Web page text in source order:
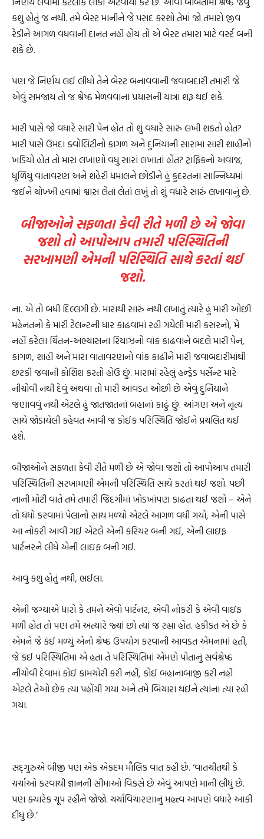
કશું હોતું જ નથી. તમે બેસ્ટ માનીને જે પસંદ કરશો તેમાં જો તમારો જીવ
રેડીને આગળ વધવાની દાનત નહીં હોય તો એ બેસ્ટ તમારા માટે વર્સ્ટ બની
શકે છે.
પણ જે નિર્ણય લઈ લીધો તેને બેસ્ટ બનાવવાની જવાબદારી તમારી જે
એવું સમજાય તો જ શ્રેષ્ઠ મેળવવાના પ્રયાસની યાત્રા શરૂ થઈ શકે.
મારી પાસે જો વધારે સારી પેન હોત તો શું વધારે સારું લખી શકતો હોત?
મારી પાસે ઉમદા ક્વોલિટીનો કાગળ અને દુનિયાની સારામાં સારી શાહીનો
ખડિયો હોત તો મારાં લખાણો વધુ સારાં લખાતાં હોત? ટ્રાફિકનો અવાજ,
ધૂળિયું વાતાવરણ અને શહેરી ધમાલને છોડીને હું કુદરતના સાન્નિધ્યમાં
જઈને ચોખ્ખી હવામાં શ્વાસ લેતાં લેતાં લખું તો શું વધારે સારું લખાવાનું છે.
બીજાઓને સફળતા કેવી રીતે મળી છે એ જોવા
જશો તો આપોઆપ તમારી પરિસ્થિતિની
સરખામણી એમની પરિસ્થિતિ સાથે કરતાં થઈ
જશો.
ના. એ તો બધી દિલ્લગી છે. મારાથી સારું નથી લખાતું ત્યારે હું મારી ઓછી
મહેનતનો કે મારી ટેલન્ટની ધાર કાઢવામાં રહી ગયેલી મારી કસરનો, મેં
નહીં કરેલા ચિંતન-અભ્યાસના રિયાઝનો વાંક કાઢવાને બદલે મારી પેન,
કાગળ, શાહી અને મારા વાતાવરણનો વાંક કાઢીને મારી જવાબદારીમાંથી
છટકી જવાની કોશિશ કરતો હોઉં છું. મારામાં રહેલું હન્ડ્રેડ પર્સેન્ટ મારે
નીચોવી નથી દેવું અથવા તો મારી આવડત ઓછી છે એવું દુનિયાને
જણાવવું નથી એટલે હું જાતજાતનાં બહાનાં કાઢું છું. આંગણ અને નૃત્ય
સાથે જોડાયેલી કહેવત આવી જ કોઈક પરિસ્થિતિ જોઈને પ્રચલિત થઈ
હશે.
બીજાઓને સફળતા કેવી રીતે મળી છે એ જોવા જશો તો આપોઆપ તમારી
પરિસ્થિતિની સરખામણી એમની પરિસ્થિતિ સાથે કરતાં થઈ જશો. પછી
નાની મોટી વાતે તમે તમારી જિંદગીમાં ખોડખાંપણ કાઢતા થઈ જશો – એને
તો ધંધો કરવામાં પેલાનો સાથ મળ્યો એટલે આગળ વધી ગયો, એની પાસે
આ નોકરી આવી ગઈ એટલે એની કરિયર બની ગઈ, એની લાઇફ
પાર્ટનરને લીધે એની લાઇફ બની ગઈ.
આવું કશું હોતું નથી, ભઈલા.
એની જગ્યાએ ધારો કે તમને એવો પાર્ટનર, એવી નોકરી કે એવી વાઇફ
મળી હોત તો પણ તમે અત્યારે જ્યાં છો ત્યાં જ રહ્યા હોત. હકીકત એ છે કે
એમને જે કંઈ મળ્યું એનો શ્રેષ્ઠ ઉપયોગ કરવાની આવડત એમનામાં હતી,
જે કંઈ પરિસ્થિતિમાં એ હતા તે પરિસ્થિતિમાં એમણે પોતાનું સર્વશ્રેષ્ઠ
નીચોવી દેવામાં કોઈ કામચોરી કરી નહીં, કોઈ બહાનાબાજી કરી નહીં
એટલે તેઓ છેક ત્યાં પહોંચી ગયા અને તમે બિચારા થઈને ત્યાંના ત્યાં રહી
ગયા.
સદ્‌ગુરુએ બીજી પણ એક એકદમ મૌલિક વાત કહી છે. ‘વાતચીતથી કે
ચર્ચાઓ કરવાથી જ્ઞાનની સીમાઓ વિકસે છે એવું આપણે માની લીધું છે.
પણ ક્યારેક ચૂપ રહીને જોજો. ચર્ચાવિચારણાનું મહત્ત્વ આપણે વધારે આંકી
દીધું છે.’